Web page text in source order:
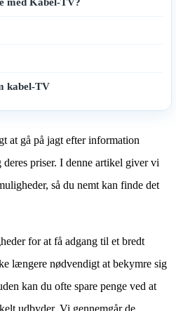
kabel-TV
at gå på jagt efter information
priser. I denne artikel giver vi
så du nemt kan finde det
for at få adgang til et bredt
længere nødvendigt at bekymre sig
kan du ofte spare penge ved at
udbyder. Vi gennemgår de